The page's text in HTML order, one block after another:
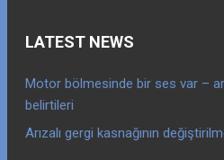
LATEST NEWS
Motor bölmesinde bir ses var –
belirtileri
Arızalı gergi kasnağının